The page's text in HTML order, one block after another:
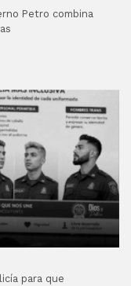
Petro combina
para que